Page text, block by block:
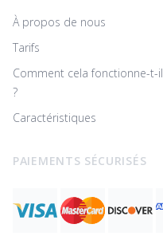
À propos de nous
Tarifs
Comment cela fonctionne-t-il
?
Caractéristiques
PAIEMENTS SÉCURISÉS